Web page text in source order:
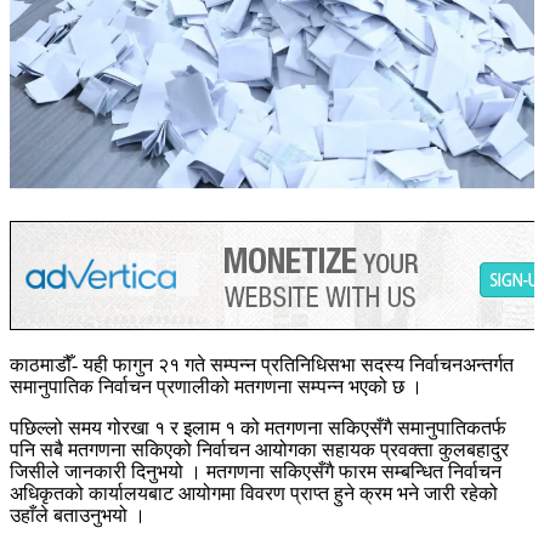
काठमाडौँ- यही फागुन २१ गते सम्पन्न प्रतिनिधिसभा सदस्य निर्वाचनअन्तर्गत
समानुपातिक निर्वाचन प्रणालीको मतगणना सम्पन्न भएको छ ।
पछिल्लो समय गोरखा १ र इलाम १ को मतगणना सकिएसँगै समानुपातिकतर्फ
पनि सबै मतगणना सकिएको निर्वाचन आयोगका सहायक प्रवक्ता कुलबहादुर
जिसीले जानकारी दिनुभयो । मतगणना सकिएसँगै फारम सम्बन्धित निर्वाचन
अधिकृतको कार्यालयबाट आयोगमा विवरण प्राप्त हुने क्रम भने जारी रहेको
उहाँले बताउनुभयो ।